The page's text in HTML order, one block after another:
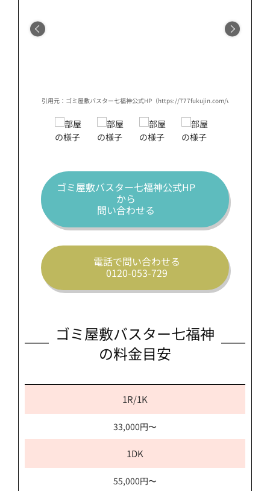
works/works-naniwa-osaka-s/）
引用元：ゴミ屋敷バスター七福神公式HP（https://777fukujin.com/works/works-
ゴミ屋敷バスター七福神公式HP
から
問い合わせる
電話で問い合わせる
0120-053-729
ゴミ屋敷バスター七福神
の料金目安
1R/1K
33,000円〜
1DK
55,000円〜